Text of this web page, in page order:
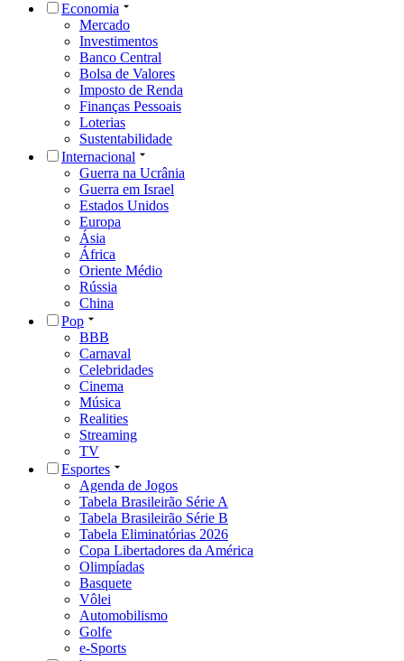
Economia
Mercado
Investimentos
Banco Central
Bolsa de Valores
Imposto de Renda
Finanças Pessoais
Loterias
Sustentabilidade
Internacional
Guerra na Ucrânia
Guerra em Israel
Estados Unidos
Europa
Ásia
África
Oriente Médio
Rússia
China
Pop
BBB
Carnaval
Celebridades
Cinema
Música
Realities
Streaming
TV
Esportes
Agenda de Jogos
Tabela Brasileirão Série A
Tabela Brasileirão Série B
Tabela Eliminatórias 2026
Copa Libertadores da América
Olimpíadas
Basquete
Vôlei
Automobilismo
Golfe
e-Sports